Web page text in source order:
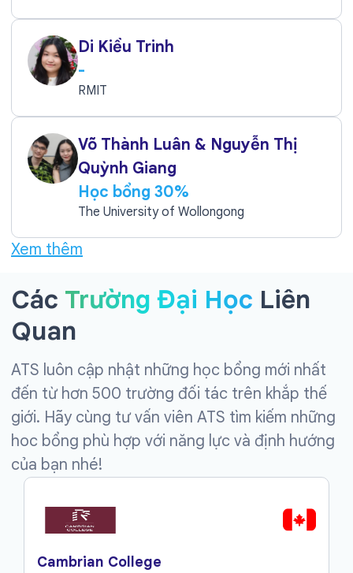
Di Kiều Trinh
-
RMIT
Võ Thành Luân & Nguyễn Thị
Quỳnh Giang
Học bổng 30%
The University of Wollongong
Xem thêm
Các Trường Đại Học Liên
Quan
ATS luôn cập nhật những học bổng mới nhất
đến từ hơn 500 trường đối tác trên khắp thế
giới. Hãy cùng tư vấn viên ATS tìm kiếm những
hoc bổng phù hợp với năng lực và định hướng
của bạn nhé!
Cambrian College